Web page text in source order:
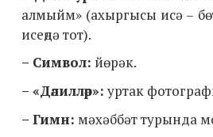
алмыйм» (ахыргысы исә –
исеңдә тот).
– Символ: йөрәк.
– «Дәлилләр»: уртак
– Гимн: мәхәббәт турында